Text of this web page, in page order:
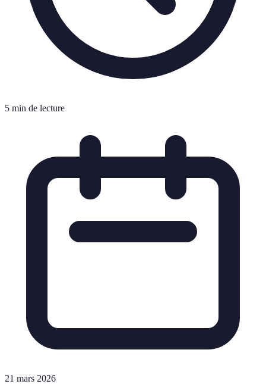
5 min de lecture
21 mars 2026